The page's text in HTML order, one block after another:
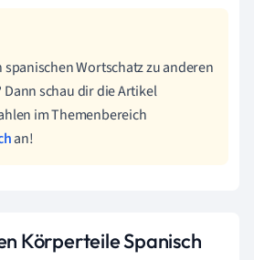
Wortschatz zu anderen
schau dir die Artikel
im Themenbereich
an!
Körperteile Spanisch